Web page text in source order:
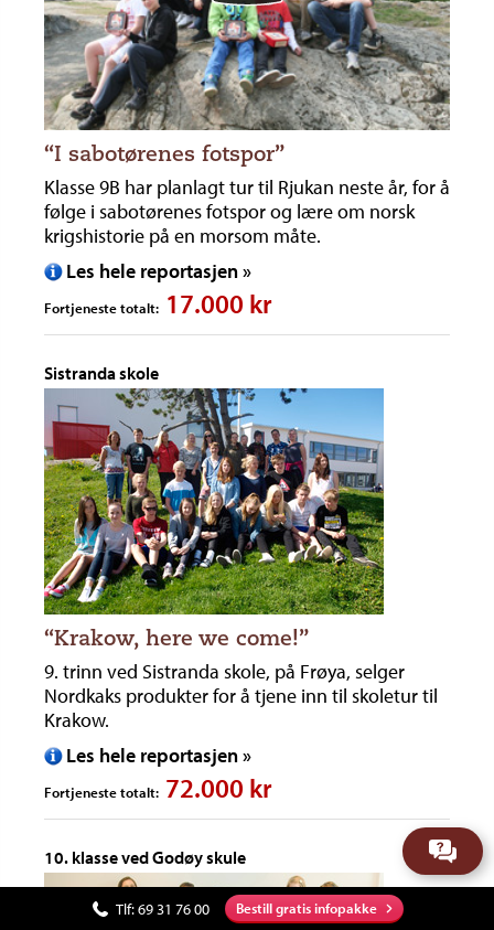
“I sabotørenes fotspor”
Klasse 9B har planlagt tur til Rjukan neste år, for å
følge i sabotørenes fotspor og lære om norsk
krigshistorie på en morsom måte.
Les hele reportasjen »
Fortjeneste totalt: 17.000 kr
Sistranda skole
“Krakow, here we come!”
9. trinn ved Sistranda skole, på Frøya, selger
Nordkaks produkter for å tjene inn til skoletur til
Krakow.
Les hele reportasjen »
Fortjeneste totalt: 72.000 kr
10. klasse ved Godøy skule
Tlf:69 31 76 00 Bestill gratis infopakke